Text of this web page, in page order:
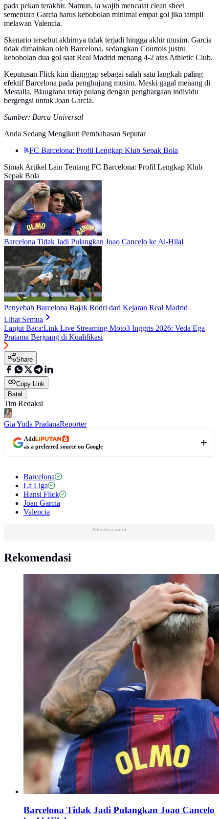
pada pekan terakhir. Namun, ia wajib mencatat clean sheet
sementara Garcia harus kebobolan minimal empat gol jika tampil
melawan Valencia.
Skenario tersebut akhirnya tidak terjadi hingga akhir musim. Garcia
tidak dimainkan oleh Barcelona, sedangkan Courtois justru
kebobolan dua gol saat Real Madrid menang 4-2 atas Athletic Club.
Keputusan Flick kini dianggap sebagai salah satu langkah paling
efektif Barcelona pada penghujung musim. Meski gagal menang di
Mestalla, Blaugrana tetap pulang dengan penghargaan individu
bergengsi untuk Joan Garcia.
Sumber: Barca Universal
Anda Sedang Mengikuti Pembahasan Seputar
FC Barcelona: Profil Lengkap Klub Sepak Bola
Simak Artikel Lain Tentang FC Barcelona: Profil Lengkap Klub
Sepak Bola
Barcelona Tidak Jadi Pulangkan Joao Cancelo ke Al-Hilal
Penyebab Barcelona Bajak Rodri dari Kejaran Real Madrid
Lihat Semua
Lanjut Baca:Link Live Streaming Moto3 Inggris 2026: Veda Ega
Pratama Berjuang di Kualifikasi
Share
Copy Link
Batal
Tim Redaksi
Gia Yuda PradanaReporter
Add
as a preferred source on Google
Barcelona
La Liga
Hansi Flick
Joan Garcia
Valencia
Advertisement
Rekomendasi
Barcelona Tidak Jadi Pulangkan Joao Cancelo